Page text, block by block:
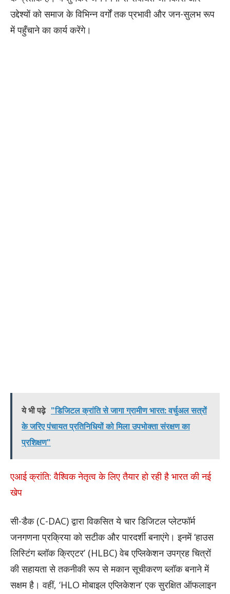
उद्देश्यों को समाज के विभिन्न वर्गों तक प्रभावी और जन-सुलभ रूप
में पहुँचाने का कार्य करेंगे।
ये भी पढ़े "डिजिटल क्रांति से जागा ग्रामीण भारत: वर्चुअल सत्रों
के जरिए पंचायत प्रतिनिधियों को मिला उपभोक्ता संरक्षण का
प्रशिक्षण"
एआई क्रांति: वैश्विक नेतृत्व के लिए तैयार हो रही है भारत की नई
खेप
सी-डैक (C-DAC) द्वारा विकसित ये चार डिजिटल प्लेटफॉर्म
जनगणना प्रक्रिया को सटीक और पारदर्शी बनाएंगे। इनमें ‘हाउस
लिस्टिंग ब्लॉक क्रिएटर’ (HLBC) वेब एप्लिकेशन उपग्रह चित्रों
की सहायता से तकनीकी रूप से मकान सूचीकरण ब्लॉक बनाने में
सक्षम है। वहीं, ‘HLO मोबाइल एप्लिकेशन’ एक सुरक्षित ऑफलाइन